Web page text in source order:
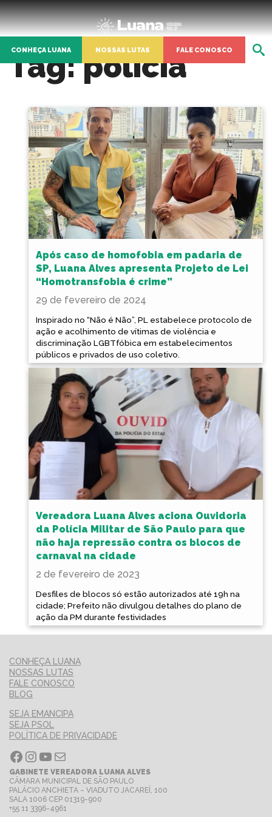
CONHEÇA LUANA NOSSAS LUTAS FALE CONOSCO
Tag:polícia
Após caso de homofobia em padaria de
SP, Luana Alves apresenta Projeto de Lei
“Homotransfobia é crime”
29 de fevereiro de 2024
Inspirado no “Não é Não”, PL estabelece protocolo de
ação e acolhimento de vítimas de violência e
discriminação LGBTfóbica em estabelecimentos
públicos e privados de uso coletivo.
Vereadora Luana Alves aciona Ouvidoria
da Polícia Militar de São Paulo para que
não haja repressão contra os blocos de
carnaval na cidade
2 de fevereiro de 2023
Desfiles de blocos só estão autorizados até 19h na
cidade; Prefeito não divulgou detalhes do plano de
ação da PM durante festividades
CONHEÇA LUANA
NOSSAS LUTAS
FALE CONOSCO
BLOG
SEJA EMANCIPA
SEJA PSOL
POLÍTICA DE PRIVACIDADE
Facebook InstagramYoutube E-mail
GABINETE VEREADORA LUANA ALVES
CÂMARA MUNICIPAL DE SÃO PAULO
PALÁCIO ANCHIETA – VIADUTO JACAREÍ, 100
SALA 1006 CEP 01319-900
+55 11 3396-4961